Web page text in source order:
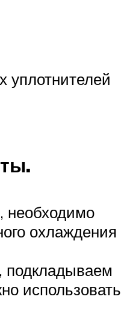
уплотнителей
необходимо
охлаждения
подкладываем
использовать